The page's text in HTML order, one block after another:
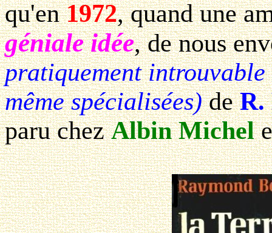
qu'en1972, quand une
géniale idée, de nous
pratiquement
même spécialisées)deR.
paru chezAlbin Michel